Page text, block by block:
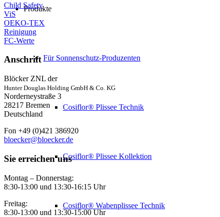
Produkte
Für Sonnenschutz-Produzenten
Cosiflor® Plissee Technik
Cosiflor® Plissee Kollektion
Cosiflor® Wabenplissee Technik
Child Safety
ViS
OEKO-TEX
Reinigung
FC-Werte
Anschrift
Blöcker ZNL der
Hunter Douglas Holding GmbH & Co. KG
Norderneystraße 3
28217 Bremen
Deutschland
Fon +49 (0)421 386920
bloecker@bloecker.de
Sie erreichen uns
Montag – Donnerstag:
8:30-13:00 und 13:30-16:15 Uhr
Freitag:
8:30-13:00 und 13:30-15:00 Uhr